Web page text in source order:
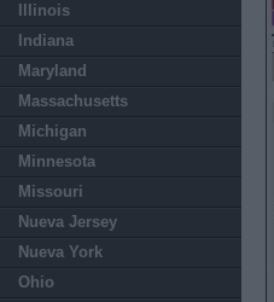
Illinois
Indiana
Maryland
Massachusetts
Michigan
Minnesota
Missouri
Nueva Jersey
Nueva York
Ohio